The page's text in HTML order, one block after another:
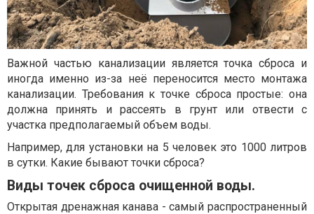
Важной частью канализации является точка сброса и
иногда именно из-за неё переносится место монтажа
канализации. Требования к точке сброса простые: она
должна принять и рассеять в грунт или отвести с
участка предполагаемый объем воды.
Например, для установки на 5 человек это 1000 литров
в сутки. Какие бывают точки сброса?
Виды точек сброса очищенной воды.
Открытая дренажная канава - самый распространенный